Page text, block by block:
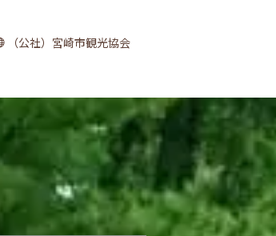
（公社）宮崎市観光協会